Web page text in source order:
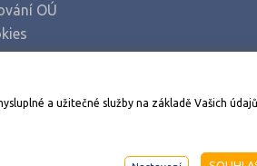
OÚ
Stáhněte si aplikaci
AMOS KamPoMaturite.cz,
a užitečné služby na základě Vašich